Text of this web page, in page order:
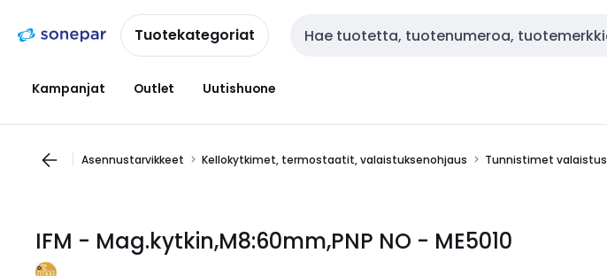
navigointiinsisältöönTuotekategoriat Haku
Kampanjat Outlet Uutishuone
Asennustarvikkeet Kellokytkimet, termostaatit, valaistuksenohjaus Tunnistimet valaistus
IFM - Mag.kytkin,M8:60mm,PNP NO - ME5010